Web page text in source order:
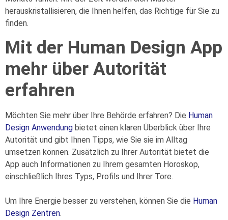
herauskristallisieren, die Ihnen helfen, das Richtige für Sie zu
finden.
Mit der Human Design App
mehr über Autorität
erfahren
Möchten Sie mehr über Ihre Behörde erfahren? Die Human
Design Anwendung bietet einen klaren Überblick über Ihre
Autorität und gibt Ihnen Tipps, wie Sie sie im Alltag
umsetzen können. Zusätzlich zu Ihrer Autorität bietet die
App auch Informationen zu Ihrem gesamten Horoskop,
einschließlich Ihres Typs, Profils und Ihrer Tore.
Um Ihre Energie besser zu verstehen, können Sie die Human
Design Zentren.